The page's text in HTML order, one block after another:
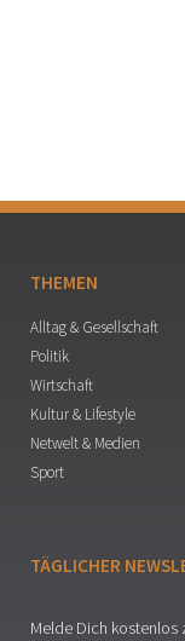
THEMEN
Alltag & Gesellschaft
Politik
Wirtschaft
Kultur & Lifestyle
Netwelt & Medien
Sport
TÄGLICHER
Melde Dich kostenlos